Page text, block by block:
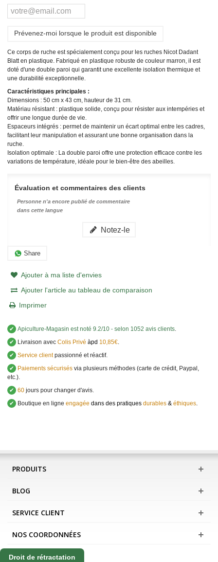
Prévenez-moi lorsque le produit est disponible
Ce corps de ruche est spécialement conçu pour les ruches Nicot Dadant
Blatt en plastique. Fabriqué en plastique robuste de couleur marron, il est
doté d'une double paroi qui garantit une excellente isolation thermique et
une durabilité exceptionnelle.
Caractéristiques principales :
Dimensions : 50 cm x 43 cm, hauteur de 31 cm.
Matériau résistant : plastique solide, conçu pour résister aux intempéries et
offrir une longue durée de vie.
Espaceurs intégrés : permet de maintenir un écart optimal entre les cadres,
facilitant leur manipulation et assurant une bonne organisation dans la
ruche.
Isolation optimale : La double paroi offre une protection efficace contre les
variations de température, idéale pour le bien-être des abeilles.
Évaluation et commentaires des clients
Personne n'a encore publié de commentaire
dans cette langue
Notez-le
Share
Ajouter à ma liste d'envies
Ajouter l'article au tableau de comparaison
Imprimer
✔ Apiculture-Magasin est noté 9.2/10 - selon 1052 avis clients.
✔
Livraison avec Colis Privé àpd 10,85€.
✔ Service clientpassionné et réactif.
✔
Paiements sécurisés via plusieurs méthodes (carte de crédit, Paypal,
etc.).
✔ 60 jours pour changer d'avis.
✔
Boutique en ligne engagée dans des pratiques durables & éthiques.
PRODUITS
BLOG
SERVICE CLIENT
NOS COORDONNÉES
Droit de rétractation